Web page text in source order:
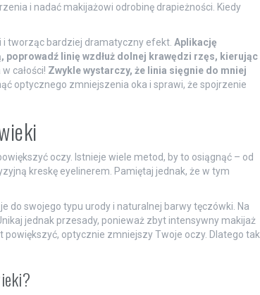
i nadać makijażowi odrobinę drapieżności. Kiedy
i tworząc bardziej dramatyczny efekt. Aplikację
linię wzdłuż dolnej krawędzi rzęs, kierując
całości! Zwykle wystarczy, że linia sięgnie do mniej
optycznego zmniejszenia oka i sprawi, że spojrzenie
oczy. Istnieje wiele metod, by to osiągnąć – od
kreskę eyelinerem. Pamiętaj jednak, że w tym
do swojego typu urody i naturalnej barwy tęczówki. Na
jednak przesady, ponieważ zbyt intensywny makijaż
optycznie zmniejszy Twoje oczy. Dlatego tak